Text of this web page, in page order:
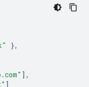
},
],
]